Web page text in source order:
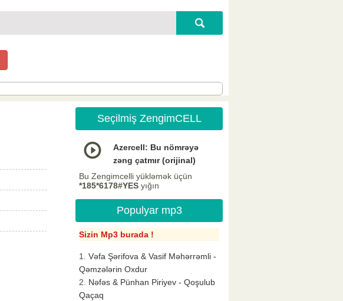
Seçilmiş ZengimCELL
Azercell: Bu nömrəyə
zəng çatmır (orijinal)
Bu Zengimcelli yükləmək üçün
*185*6178#YES yığın
Populyar mp3
Sizin Mp3 burada !
Vəfa Şərifova & Vasif Məhərrəmli -
Qəmzələrin Oxdur
Nəfəs & Pünhan Piriyev - Qoşulub
Qaçaq